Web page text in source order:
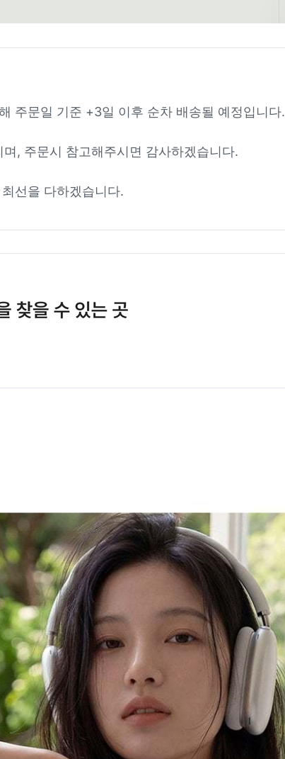
주문일 기준 +3일 이후 순차 배송될 예정입니다.
, 주문시 참고해주시면 감사하겠습니다.
선을 다하겠습니다.